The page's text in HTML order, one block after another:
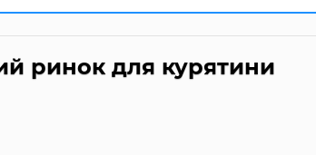
ринок для курятини